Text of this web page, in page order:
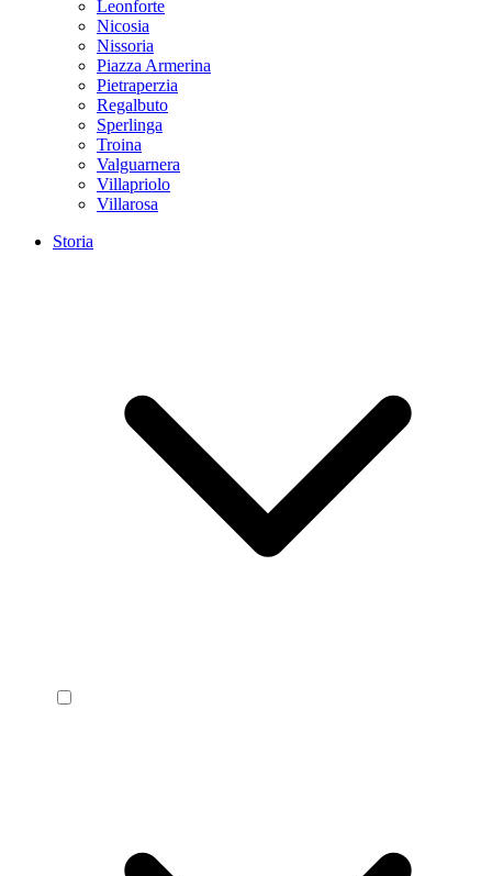
Leonforte
Nicosia
Nissoria
Piazza Armerina
Pietraperzia
Regalbuto
Sperlinga
Troina
Valguarnera
Villapriolo
Villarosa
Storia